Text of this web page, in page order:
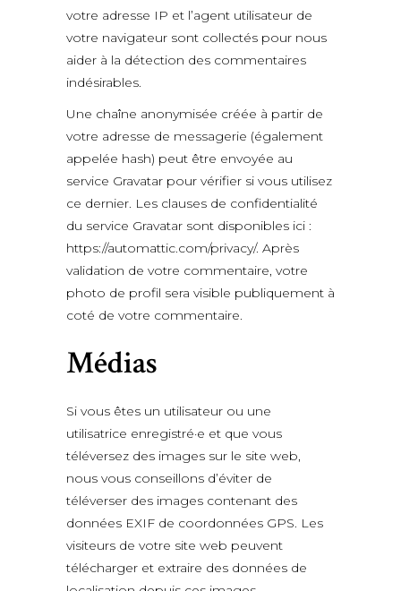
votre adresse IP et l’agent utilisateur de
votre navigateur sont collectés pour nous
aider à la détection des commentaires
indésirables.
Une chaîne anonymisée créée à partir de
votre adresse de messagerie (également
appelée hash) peut être envoyée au
service Gravatar pour vérifier si vous utilisez
ce dernier. Les clauses de confidentialité
du service Gravatar sont disponibles ici :
https://automattic.com/privacy/. Après
validation de votre commentaire, votre
photo de profil sera visible publiquement à
coté de votre commentaire.
Médias
Si vous êtes un utilisateur ou une
utilisatrice enregistré·e et que vous
téléversez des images sur le site web,
nous vous conseillons d’éviter de
téléverser des images contenant des
données EXIF de coordonnées GPS. Les
visiteurs de votre site web peuvent
télécharger et extraire des données de